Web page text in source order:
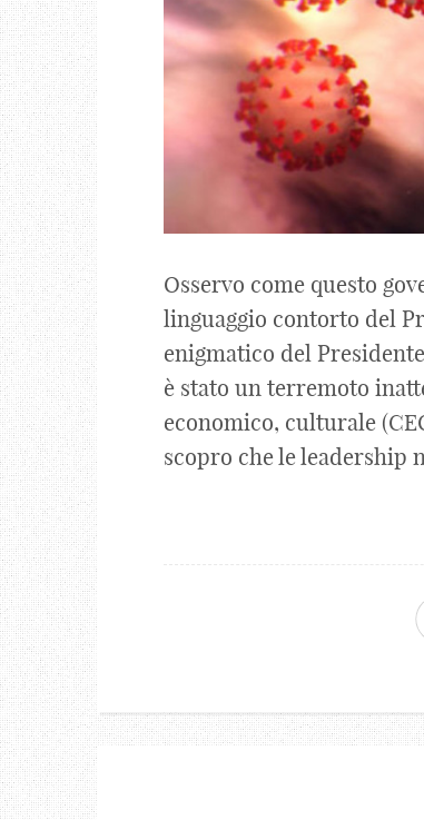
Osservo come questo
linguaggio contorto del
enigmatico del
è stato un terremoto
economico, culturale
scopro che le leadership